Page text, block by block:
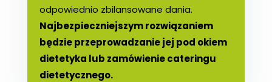
odpowiednio zbilansowane dania.
Najbezpieczniejszym rozwiązaniem
będzie przeprowadzanie jej pod okiem
dietetyka lub zamówienie cateringu
dietetycznego.